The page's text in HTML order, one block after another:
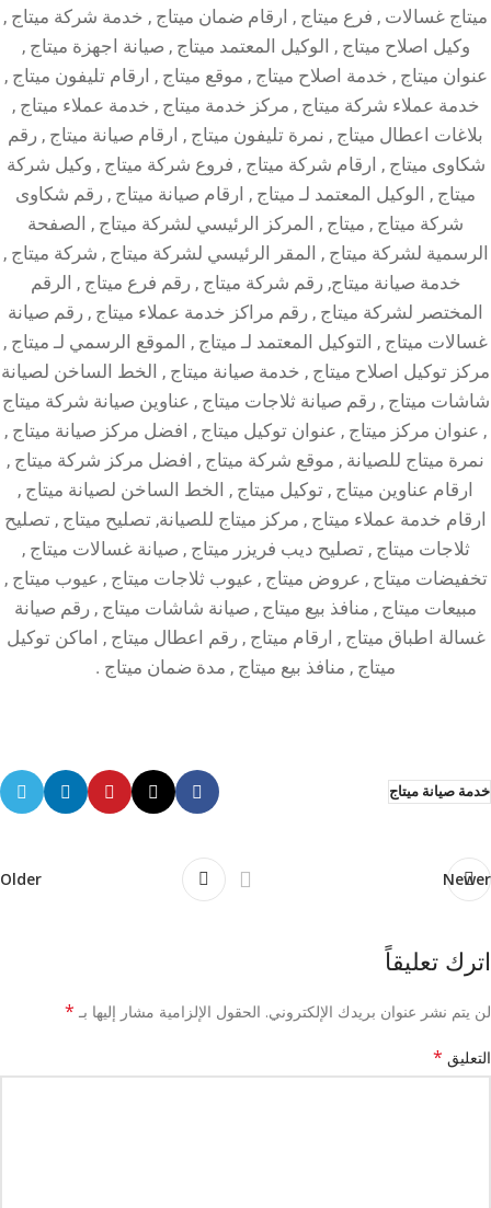
ميتاج غسالات , فرع ميتاج , ارقام ضمان ميتاج , خدمة شركة ميتاج ,
وكيل اصلاح ميتاج , الوكيل المعتمد ميتاج , صيانة اجهزة ميتاج ,
عنوان ميتاج , خدمة اصلاح ميتاج , موقع ميتاج , ارقام تليفون ميتاج ,
خدمة عملاء شركة ميتاج , مركز خدمة ميتاج , خدمة عملاء ميتاج ,
بلاغات اعطال ميتاج , نمرة تليفون ميتاج , ارقام صيانة ميتاج , رقم
شكاوى ميتاج , ارقام شركة ميتاج , فروع شركة ميتاج , وكيل شركة
ميتاج , الوكيل المعتمد لـ ميتاج , ارقام صيانة ميتاج , رقم شكاوى
شركة ميتاج , ميتاج , المركز الرئيسي لشركة ميتاج , الصفحة
الرسمية لشركة ميتاج , المقر الرئيسي لشركة ميتاج , شركة ميتاج ,
خدمة صيانة ميتاج, رقم شركة ميتاج , رقم فرع ميتاج , الرقم
المختصر لشركة ميتاج , رقم مراكز خدمة عملاء ميتاج , رقم صيانة
غسالات ميتاج , التوكيل المعتمد لـ ميتاج , الموقع الرسمي لـ ميتاج ,
مركز توكيل اصلاح ميتاج , خدمة صيانة ميتاج , الخط الساخن لصيانة
شاشات ميتاج , رقم صيانة ثلاجات ميتاج , عناوين صيانة شركة ميتاج
, عنوان مركز ميتاج , عنوان توكيل ميتاج , افضل مركز صيانة ميتاج ,
نمرة ميتاج للصيانة , موقع شركة ميتاج , افضل مركز شركة ميتاج ,
ارقام عناوين ميتاج , توكيل ميتاج , الخط الساخن لصيانة ميتاج ,
ارقام خدمة عملاء ميتاج , مركز ميتاج للصيانة, تصليح ميتاج , تصليح
ثلاجات ميتاج , تصليح ديب فريزر ميتاج , صيانة غسالات ميتاج ,
تخفيضات ميتاج , عروض ميتاج , عيوب ثلاجات ميتاج , عيوب ميتاج ,
مبيعات ميتاج , منافذ بيع ميتاج , صيانة شاشات ميتاج , رقم صيانة
غسالة اطباق ميتاج , ارقام ميتاج , رقم اعطال ميتاج , اماكن توكيل
ميتاج , منافذ بيع ميتاج , مدة ضمان ميتاج .
خدمة صيانة ميتاج
Newer
Older
اترك تعليقاً
لن يتم نشر عنوان بريدك الإلكتروني. الحقول الإلزامية مشار إليها بـ *
التعليق *